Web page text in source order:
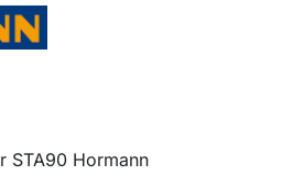
STA90 Hormann